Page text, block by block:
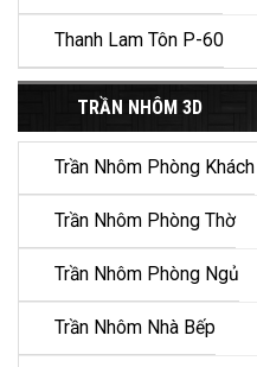
Thanh Lam Tôn P-60
TRẦN NHÔM 3D
Trần Nhôm Phòng Khách
Trần Nhôm Phòng Thờ
Trần Nhôm Phòng Ngủ
Trần Nhôm Nhà Bếp